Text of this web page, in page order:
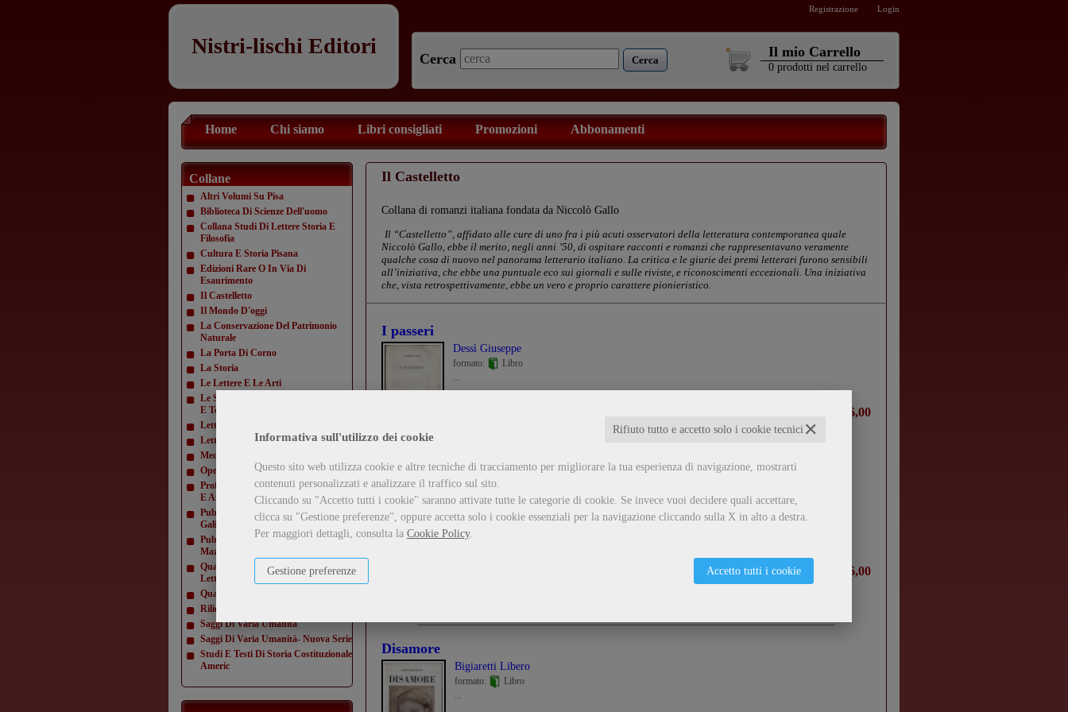
Informativa sull'utilizzo dei cookie ✕
Rifiuto tutto e accetto solo i cookie tecnici
Questo sito web utilizza cookie e altre tecniche di tracciamento per migliorare la tua esperienza di navigazione, mostrarti
contenuti personalizzati e analizzare il traffico sul sito.
Cliccando su "Accetto tutti i cookie" saranno attivate tutte le categorie di cookie. Se invece vuoi decidere quali accettare,
clicca su "Gestione preferenze", oppure accetta solo i cookie essenziali per la navigazione cliccando sulla X in alto a destra.
Per maggiori dettagli, consulta la Cookie Policy.
Accetto tutti i cookie
Gestione preferenze
Registrazione Login
Nistri-lischi Editori
Cerca Cerca
Il mio Carrello
0 prodotti nel carrello
Home Chi siamo Libri consigliati Promozioni Abbonamenti
Collane
Altri Volumi Su Pisa
Biblioteca Di Scienze Dell'uomo
Collana Studi Di Lettere Storia E
Filosofia
Cultura E Storia Pisana
Edizioni Rare O In Via Di
Esaurimento
Il Castelletto
Il Mondo D'oggi
La Conservazione Del Patrimonio
Naturale
La Porta Di Corno
La Storia
Le Lettere E Le Arti
Le Scienze E La Diffusione Scientifica
E Tecn
Letteratura Americana
Letture Varie
Mediamorfosi
Opere Di Giacomo Matteotti
Profili E Studi Di Letteratura Inglese
E Amer
Pubblicazioni Della Domus
Galilaeana
Pubblicazioni Della Domus
Mazziniana
Quaderni Dell'Istituto Di Lingua E
Letteratur
Quaderni Della Direzione
Rilievi Di Monumenti
Saggi Di Varia Umanità
Saggi Di Varia Umanità- Nuova Serie
Studi E Testi Di Storia Costituzionale
Americ
Il Castelletto
Collana di romanzi italiana fondata da Niccolò Gallo
Il “Castelletto”, affidato alle cure di uno fra i più acuti osservatori della letteratura contemporanea quale
Niccolò Gallo, ebbe il merito, negli anni ’50, di ospitare racconti e romanzi che rappresentavano veramente
qualche cosa di nuovo nel panorama letterario italiano. La critica e le giurie dei premi letterari furono sensibili
all’iniziativa, che ebbe una puntuale eco sui giornali e sulle riviste, e riconoscimenti eccezionali. Una iniziativa
che, vista retrospettivamente, ebbe un vero e proprio carattere pionieristico.
I passeri
Dessì Giuseppe
formato:
Libro
...
€ 16,00
Il ricordo della Basca
Delfini Antonio
formato:
Libro
...
€ 16,00
Disamore
Bigiaretti Libero
formato:
Libro
...